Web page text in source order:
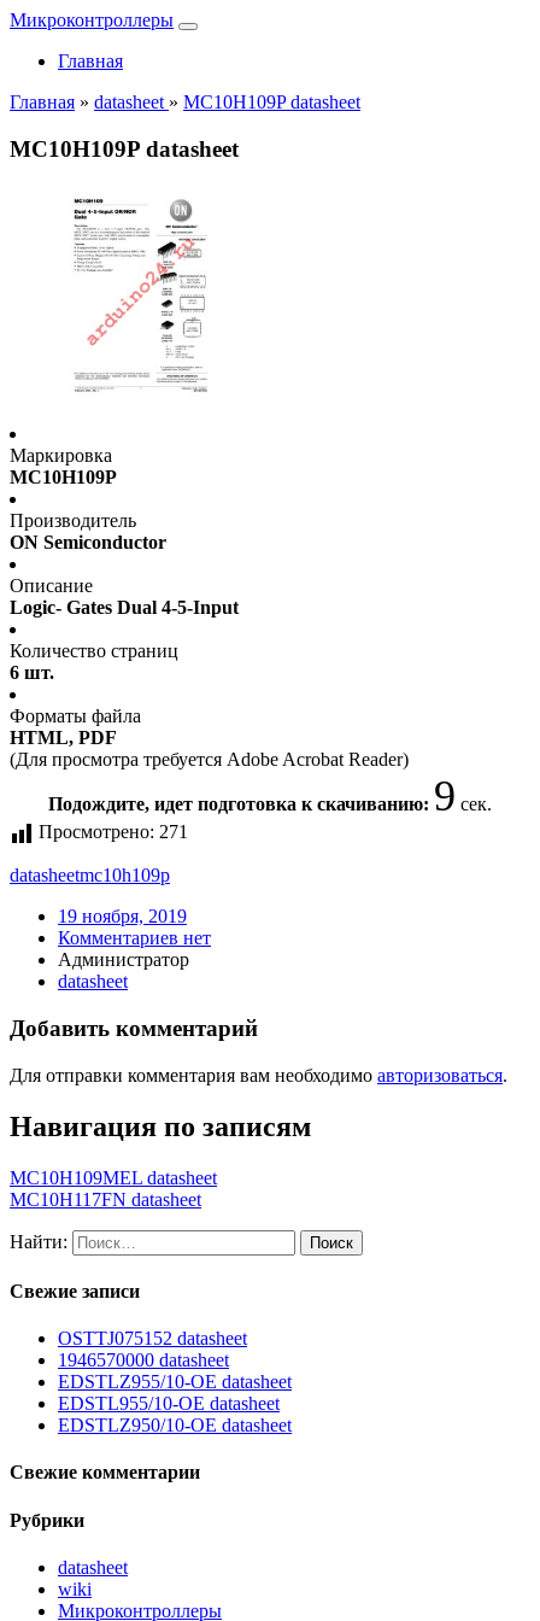
Микроконтроллеры
Главная
Главная » datasheet » MC10H109P datasheet
MC10H109P datasheet
Маркировка
MC10H109P
Производитель
ON Semiconductor
Описание
Logic- Gates Dual 4-5-Input
Количество страниц
6 шт.
Форматы файла
HTML, PDF
(Для просмотра требуется Adobe Acrobat Reader)
Подождите, идет подготовка к скачиванию: 9 сек.
Просмотрено: 271
datasheetmc10h109p
19 ноября, 2019
Комментариев нет
Администратор
datasheet
Добавить комментарий
Для отправки комментария вам необходимо авторизоваться.
Навигация по записям
MC10H109MEL datasheet
MC10H117FN datasheet
Найти:
Свежие записи
OSTTJ075152 datasheet
1946570000 datasheet
EDSTLZ955/10-OE datasheet
EDSTL955/10-OE datasheet
EDSTLZ950/10-OE datasheet
Свежие комментарии
Рубрики
datasheet
wiki
Микроконтроллеры